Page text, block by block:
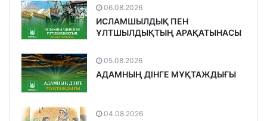
06.08.2026
ИСЛАМШЫЛДЫҚ ПЕН
ҰЛТШЫЛДЫҚТЫҢ АРАҚАТЫНАСЫ
05.08.2026
АДАМНЫҢ ДІНГЕ МҰҚТАЖДЫҒЫ
04.08.2026